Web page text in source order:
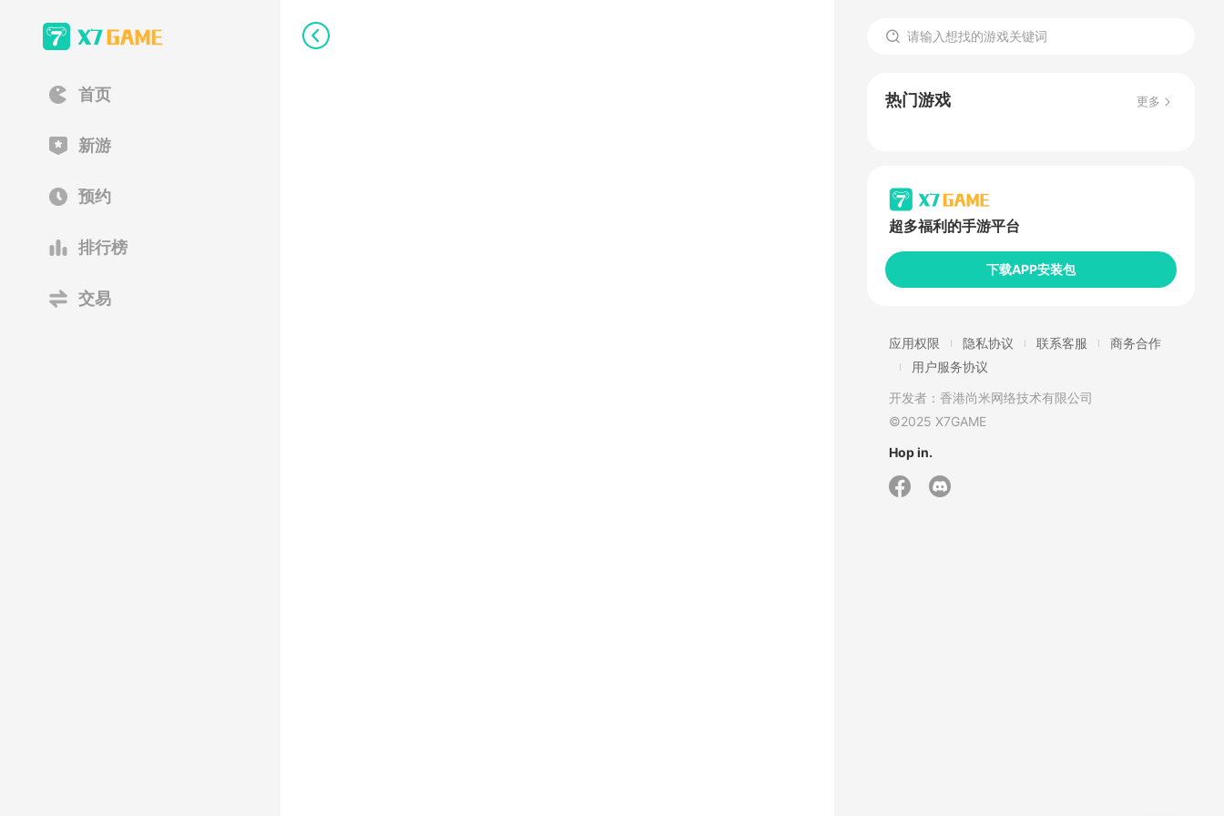
首页
新游
预约
排行榜
交易
热门游戏 更多
超多福利的手游平台
下载APP安装包
应用权限 隐私协议 联系客服
商务合作
用户服务协议
开发者：香港尚米网络技术有限公司
©2025 X7GAME
Hop in.